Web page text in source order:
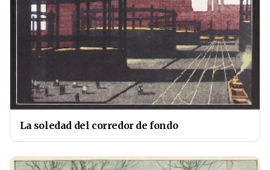
La soledad del corredor de fondo